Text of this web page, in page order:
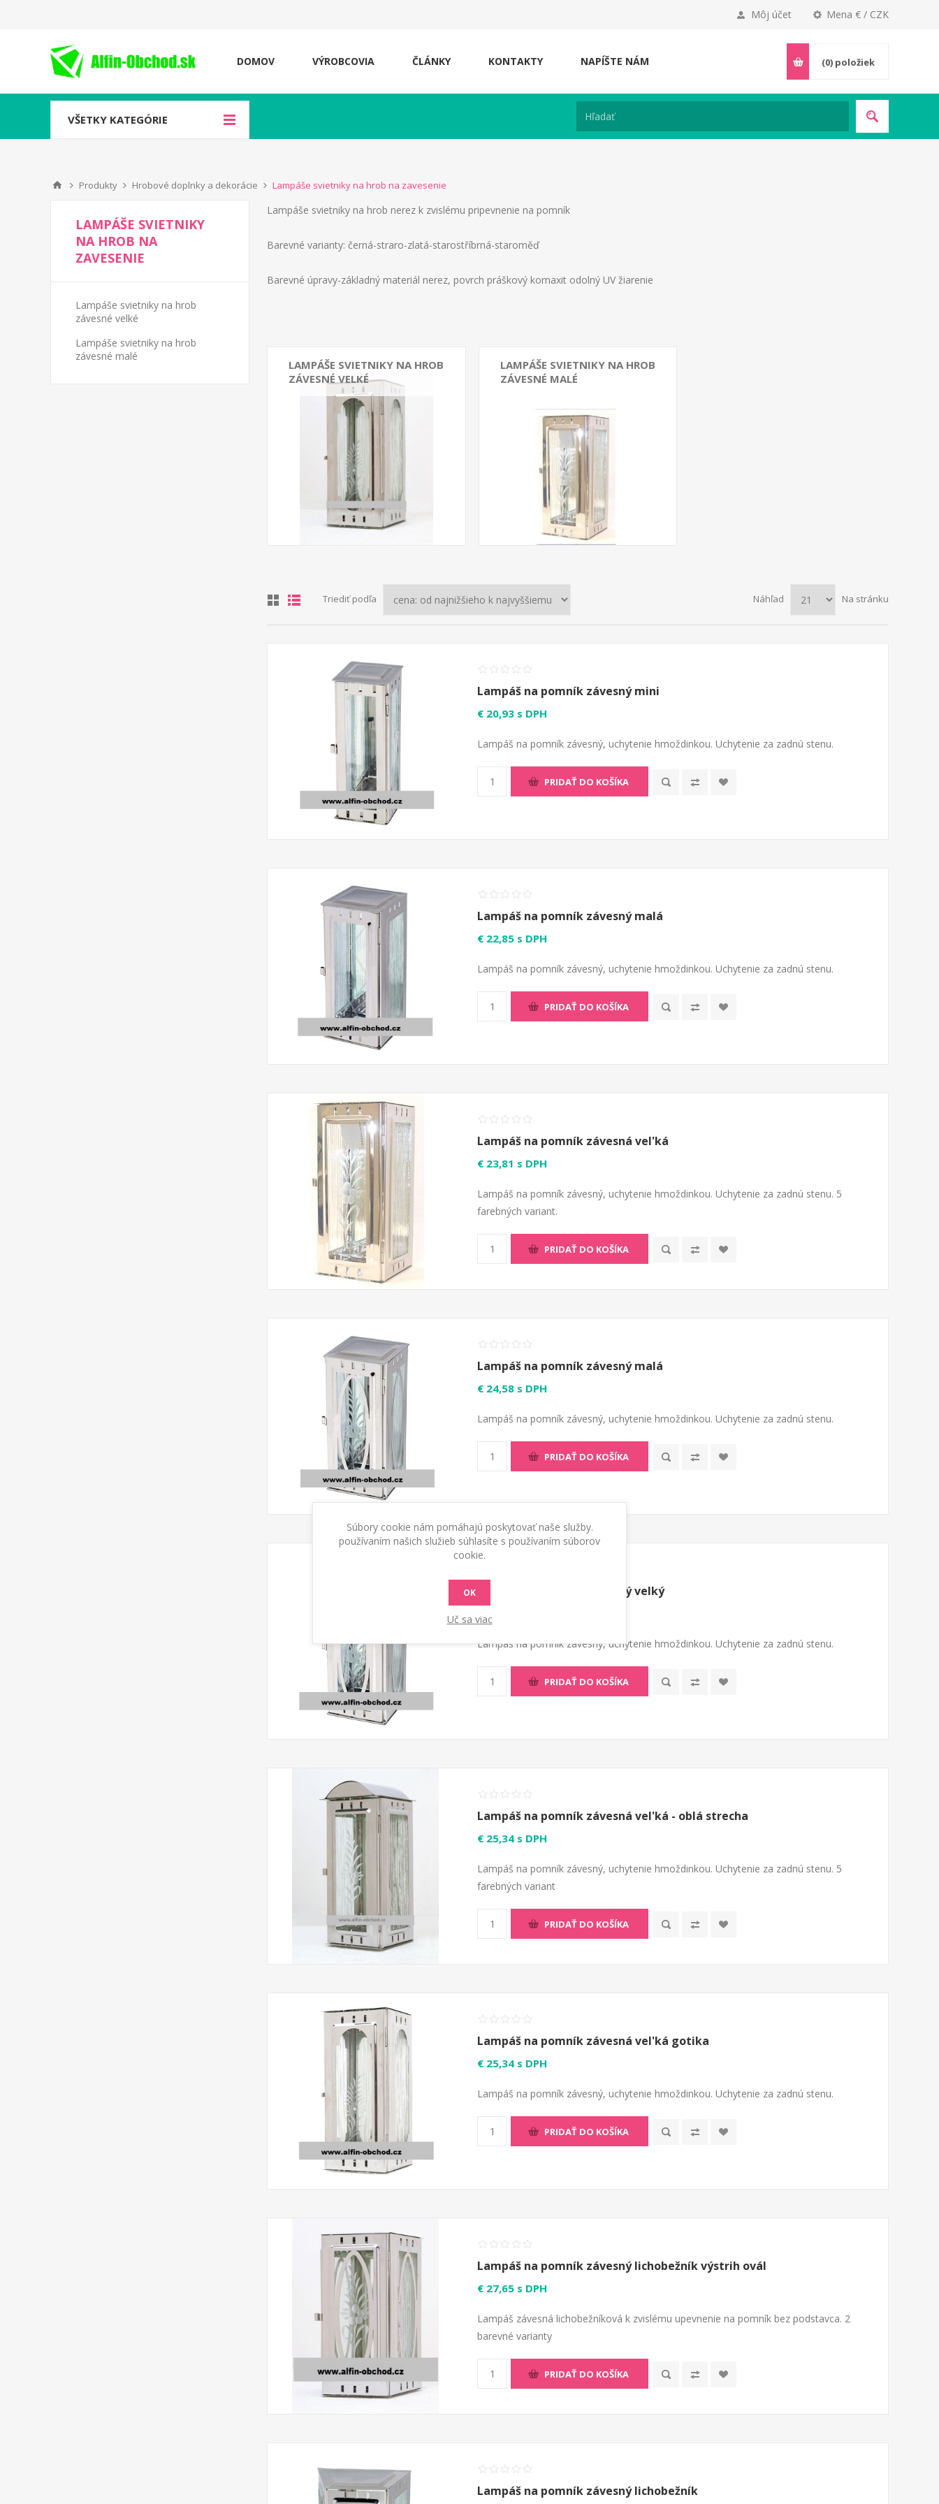
Mena € / CZK
Môj účet
DOMOV VÝROBCOVIA ČLÁNKY KONTAKTY NAPÍŠTE NÁM (0) položiek
VŠETKY KATEGÓRIE
Produkty Hrobové doplnky a dekorácie Lampáše svietniky na hrob na zavesenie
Lampáše svietniky na hrob nerez k zvislému pripevnenie na pomník
Barevné varianty: černá-straro-zlatá-starostříbrná-staroměď
Barevné úpravy-základný materiál nerez, povrch práškový komaxit odolný UV žiarenie
LAMPÁŠE SVIETNIKY NA HROB
ZÁVESNÉ VELKÉ
LAMPÁŠE SVIETNIKY NA HROB
ZÁVESNÉ MALÉ
Triediť podľa Náhľad Na stránku
Lampáš na pomník závesný mini
€ 20,93 s DPH
Lampáš na pomník závesný, uchytenie hmoždinkou. Uchytenie za zadnú stenu.
PRIDAŤ DO KOŠÍKA
Lampáš na pomník závesný malá
€ 22,85 s DPH
Lampáš na pomník závesný, uchytenie hmoždinkou. Uchytenie za zadnú stenu.
PRIDAŤ DO KOŠÍKA
Lampáš na pomník závesná vel'ká
€ 23,81 s DPH
Lampáš na pomník závesný, uchytenie hmoždinkou. Uchytenie za zadnú stenu. 5
farebných variant.
PRIDAŤ DO KOŠÍKA
Lampáš na pomník závesný malá
€ 24,58 s DPH
Lampáš na pomník závesný, uchytenie hmoždinkou. Uchytenie za zadnú stenu.
PRIDAŤ DO KOŠÍKA
Lampáš na pomník závesný velký
€ 25,34 s DPH
Lampáš na pomník závesný, uchytenie hmoždinkou. Uchytenie za zadnú stenu.
PRIDAŤ DO KOŠÍKA
Lampáš na pomník závesná vel'ká - oblá strecha
€ 25,34 s DPH
Lampáš na pomník závesný, uchytenie hmoždinkou. Uchytenie za zadnú stenu. 5
farebných variant
PRIDAŤ DO KOŠÍKA
Lampáš na pomník závesná vel'ká gotika
€ 25,34 s DPH
Lampáš na pomník závesný, uchytenie hmoždinkou. Uchytenie za zadnú stenu.
PRIDAŤ DO KOŠÍKA
Lampáš na pomník závesný lichobežník výstrih ovál
€ 27,65 s DPH
Lampáš závesná lichobežníková k zvislému upevnenie na pomník bez podstavca. 2
barevné varianty
PRIDAŤ DO KOŠÍKA
Lampáš na pomník závesný lichobežník
LAMPÁŠE SVIETNIKY
NA HROB NA
ZAVESENIE
Lampáše svietniky na hrob
závesné velké
Lampáše svietniky na hrob
závesné malé
Súbory cookie nám pomáhajú poskytovať naše služby.
používaním našich služieb súhlasíte s používaním súborov
cookie.
OK
Uč sa viac